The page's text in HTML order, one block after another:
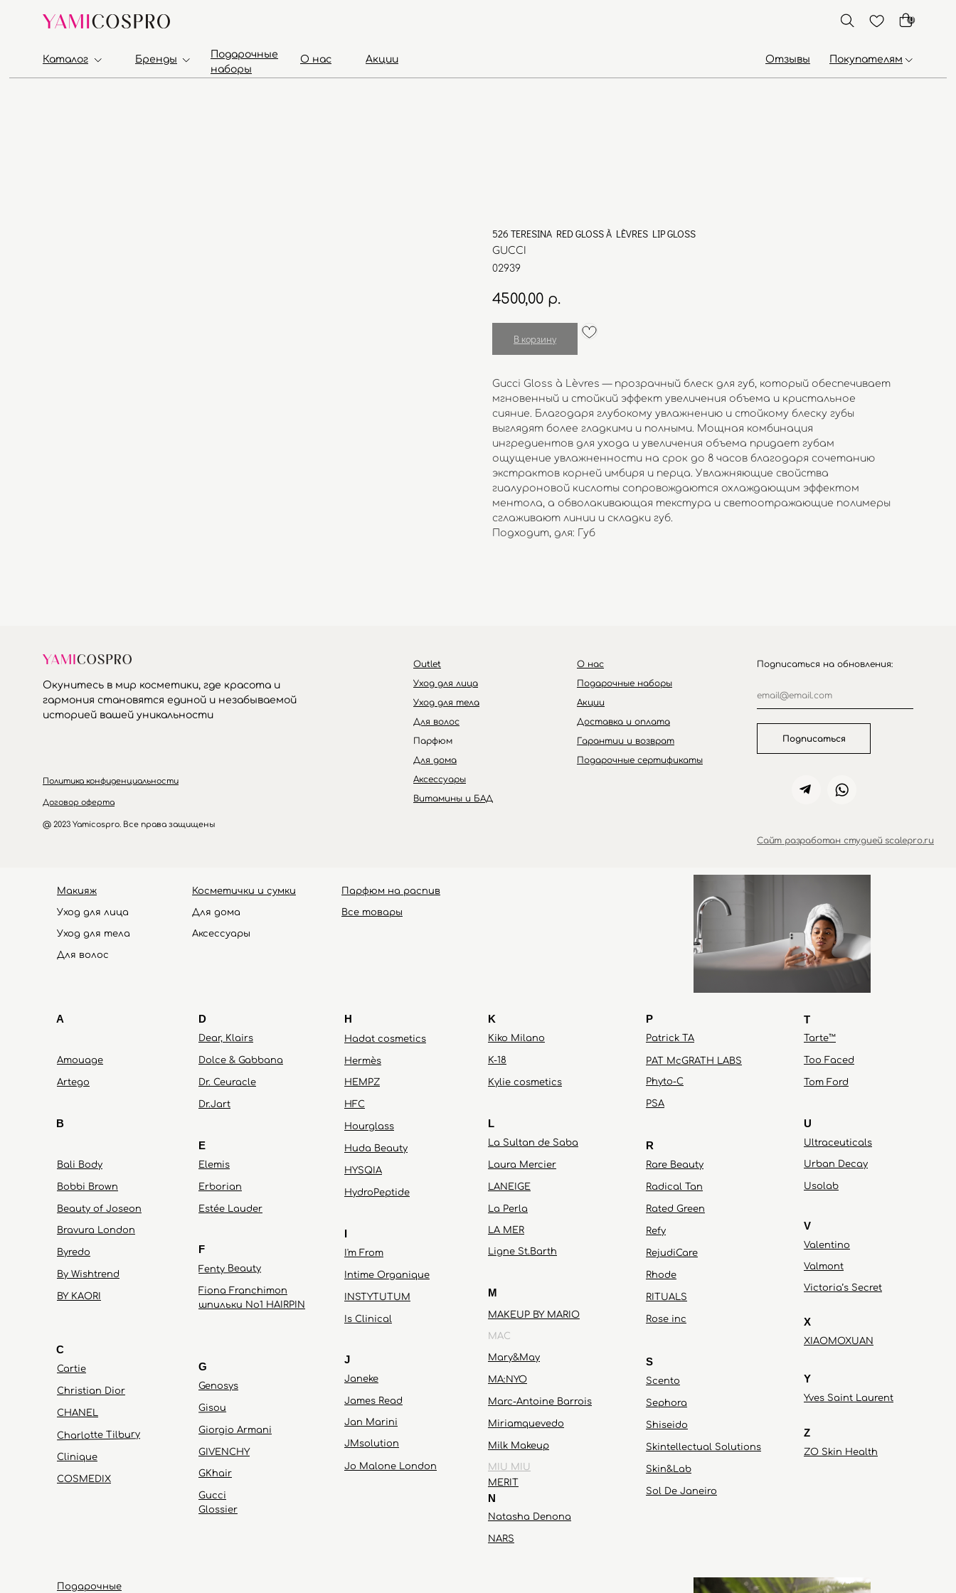
Подарочные
наборы
О нас Акции Отзывы Покупателям
0
Каталог Бренды
526 TERESINA RED GLOSS À LÈVRES LIP GLOSS
GUCCI
02939
4500,00 р.
В корзину
Gucci Gloss à Lèvres — прозрачный блеск для губ, который обеспечивает
мгновенный и стойкий эффект увеличения объема и кристальное
сияние. Благодаря глубокому увлажнению и стойкому блеску губы
выглядят более гладкими и полными. Мощная комбинация
ингредиентов для ухода и увеличения объема придает губам
ощущение увлажненности на срок до 8 часов благодаря сочетанию
экстрактов корней имбиря и перца. Увлажняющие свойства
гиалуроновой кислоты сопровождаются охлаждающим эффектом
ментола, а обволакивающая текстура и светоотражающие полимеры
сглаживают линии и складки губ.
Подходит, для: Губ
Outlet
Окунитесь в мир косметики, где красота и
гармония становятся единой и незабываемой
историей вашей уникальности
Политика конфиденциальности
Договор оферта
@ 2023 Yamicospro. Все права защищены
Уход для лица
Уход для тела
Для волос
Парфюм
Для дома
Аксессуары
Сайт разработан студией scalepro.ru
Витамины и БАД
О нас
Подарочные наборы
Акции
Доставка и оплата
Гарантии и возврат
Подарочные сертификаты
Подписаться на обновления:
Подписаться
Макияж
Уход для лица
Уход для тела
Для волос
Косметички и сумки
Для дома
Аксессуары
Парфюм на распив
Все товары
Glossier
Genosys
Ligne St.Barth
Dr. Ceuracle
Elemis Urban Decay
Estée Lauder
Ultraceuticals
Gucci
Too Faced
Valentino
Usolab
Jan Marini
HYSQIA
Yves Saint Laurent
ZIELINSKI&ROZEN
COSMEDIX
MA:NYO
Tarte™
NARS
Sol De Janeiro
Tom Ford
Shiseido
Rose inc
Kiko Milano
Rare Beauty
BY KAORI
Radical Tan
JMsolution
Phyto-C
Fiona Franchimon
шпильки No1 HAIRPIN
Intime Organique
INSTYTUTUM
Mary&May
Huda Beauty
Fenty Beauty
Erborian
Dr.Jart
K-18
Gisou
Dolce & Gabbana
PSA
Rated Green
Skintellectual Solutions
Miriamquevedo
Hourglass
Laura Mercier
Hadat cosmetics
RejudiCare
James Read
Is Clinical
La Sultan de Saba
XIAOMOXUAN
Valmont
LANEIGE
Christian Dior
Charlotte Tilbury
CHANEL
Bali Body
HydroPeptide
Hermès
Artego
MERIT
GKhair
HOLIFROG
Kylie cosmetics
Janeke
Cartie
By Wishtrend
Byredo
Bravura London
Bobbi Brown
Amouage
Dear, Klairs
Clinique
Giorgio Armani
HFC
I'm From
La Perla
Marc-Antoine Barrois
Milk Makeup
Natasha Denona
Refy
Rhode
Scento
Sephora
Skin&Lab
Jo Malone London
ZO Skin Health
RITUALS
Patrick TA
A
B
C
D
E
F
G
H
I
J
K
L
M
N
P
S
R
T
U
V
X
Y
Z
HEMPZ
Victoria’s Secret
MAKEUP BY MARIO
Beauty of Joseon
GIVENCHY
LA MER
MAC
MIU MIU
PAT McGRATH LABS
Ultraceuticals
Подарочные